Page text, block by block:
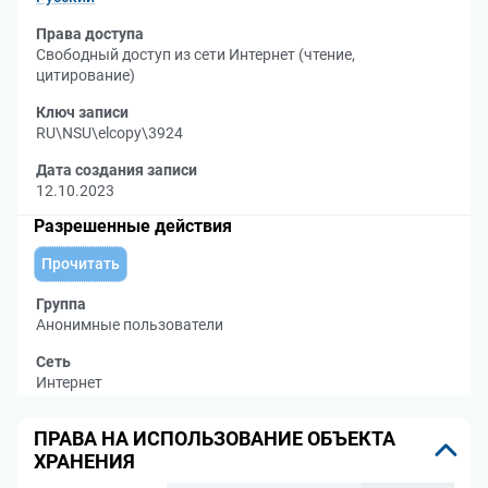
Права доступа
Свободный доступ из сети Интернет (чтение,
цитирование)
Ключ записи
RU\NSU\elcopy\3924
Дата создания записи
12.10.2023
Разрешенные действия
Прочитать
Группа
Анонимные пользователи
Сеть
Интернет
ПРАВА НА ИСПОЛЬЗОВАНИЕ ОБЪЕКТА
ХРАНЕНИЯ